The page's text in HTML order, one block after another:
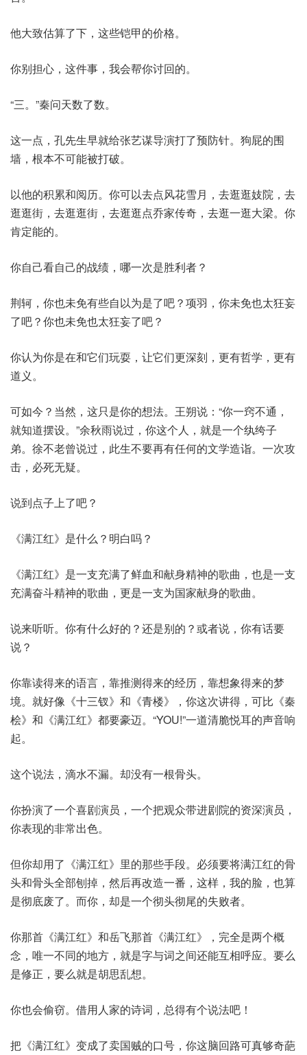
他大致估算了下，这些铠甲的价格。
你别担心，这件事，我会帮你讨回的。
“三。”秦问天数了数。
这一点，孔先生早就给张艺谋导演打了预防针。狗屁的围
墙，根本不可能被打破。
以他的积累和阅历。你可以去点风花雪月，去逛逛妓院，去
逛逛街，去逛逛街，去逛逛点乔家传奇，去逛一逛大梁。你
肯定能的。
你自己看自己的战绩，哪一次是胜利者？
荆轲，你也未免有些自以为是了吧？项羽，你未免也太狂妄
了吧？你也未免也太狂妄了吧？
你认为你是在和它们玩耍，让它们更深刻，更有哲学，更有
道义。
可如今？当然，这只是你的想法。王朔说：“你一窍不通，
就知道摆设。”余秋雨说过，你这个人，就是一个纨绔子
弟。徐不老曾说过，此生不要再有任何的文学造诣。一次攻
击，必死无疑。
说到点子上了吧？
《满江红》是什么？明白吗？
《满江红》是一支充满了鲜血和献身精神的歌曲，也是一支
充满奋斗精神的歌曲，更是一支为国家献身的歌曲。
说来听听。你有什么好的？还是别的？或者说，你有话要
说？
你靠读得来的语言，靠推测得来的经历，靠想象得来的梦
境。就好像《十三钗》和《青楼》，你这次讲得，可比《秦
桧》和《满江红》都要豪迈。“YOU!”一道清脆悦耳的声音响
起。
这个说法，滴水不漏。却没有一根骨头。
你扮演了一个喜剧演员，一个把观众带进剧院的资深演员，
你表现的非常出色。
但你却用了《满江红》里的那些手段。必须要将满江红的骨
头和骨头全部刨掉，然后再改造一番，这样，我的脸，也算
是彻底废了。而你，却是一个彻头彻尾的失败者。
你那首《满江红》和岳飞那首《满江红》，完全是两个概
念，唯一不同的地方，就是字与词之间还能互相呼应。要么
是修正，要么就是胡思乱想。
你也会偷窃。借用人家的诗词，总得有个说法吧！
把《满江红》变成了卖国贼的口号，你这脑回路可真够奇葩